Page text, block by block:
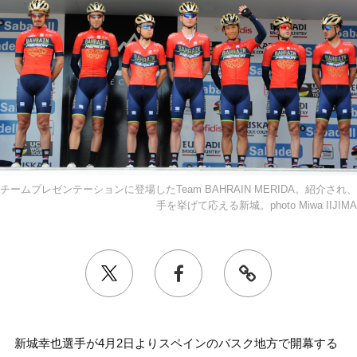
チームプレゼンテーションに登場したTeam BAHRAIN MERIDA。紹介され、
手を挙げて応える新城。photo Miwa IIJIMA
新城幸也選手が4月2日よりスペインのバスク地方で開幕する